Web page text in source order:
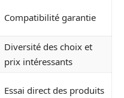
Compatibilité garantie
Diversité des choix et
prix intéressants
Essai direct des produits